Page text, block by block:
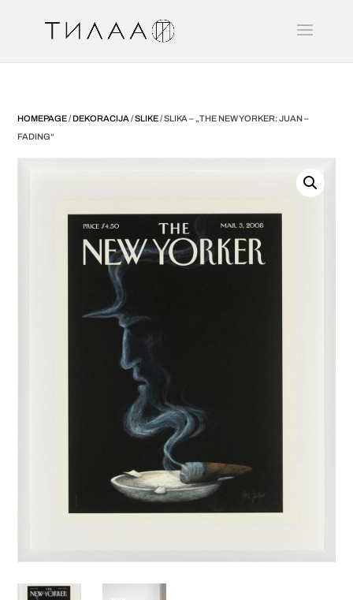
HOMEPAGE/DEKORACIJA /SLIKE/ SLIKA – „THE NEW YORKER: JUAN –
FADING“